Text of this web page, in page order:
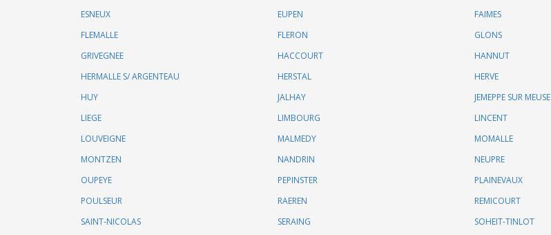
ESNEUX
EUPEN FAIMES
FLEMALLE
FLERON GLONS
GRIVEGNEE
HACCOURT HANNUT
HERMALLE S/ ARGENTEAU
HERSTAL HERVE
HUY
JALHAY JEMEPPE SUR MEUSE
LIEGE
LIMBOURG LINCENT
LOUVEIGNE
MALMEDY MOMALLE
MONTZEN
NANDRIN NEUPRE
OUPEYE
PEPINSTER PLAINEVAUX
POULSEUR
RAEREN REMICOURT
SAINT-NICOLAS
SERAING SOHEIT-TINLOT